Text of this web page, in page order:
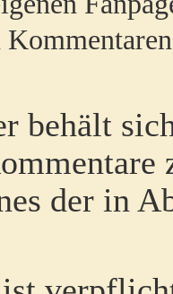
behält
der in